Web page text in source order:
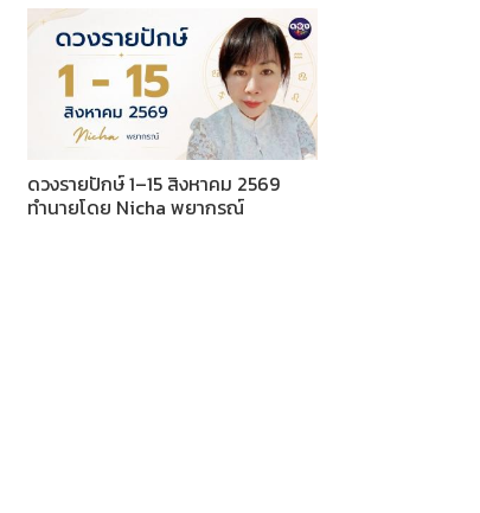
ดวงรายปักษ์ 1–15 สิงหาคม 2569
ทำนายโดย Nicha พยากรณ์